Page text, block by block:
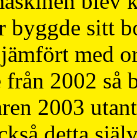
byggde sitt
med
2002 så
2003